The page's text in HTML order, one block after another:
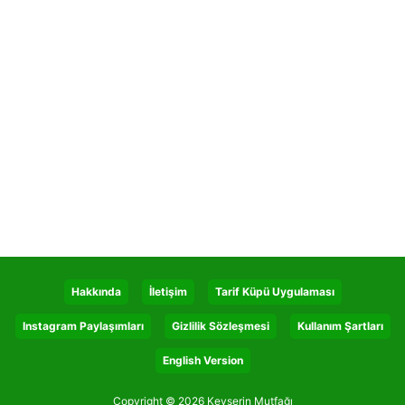
Hakkında İletişim Tarif Küpü Uygulaması
Instagram Paylaşımları Gizlilik Sözleşmesi Kullanım Şartları
English Version
Copyright © 2026 Kevserin Mutfağı